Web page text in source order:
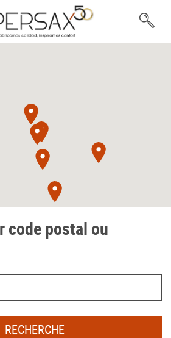
code postal ou
RECHERCHE